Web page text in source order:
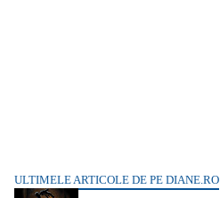
ULTIMELE ARTICOLE DE PE DIANE.RO